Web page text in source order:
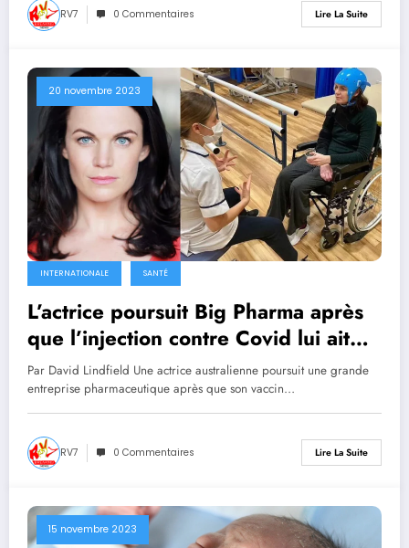
RV7 0 Commentaires Lire La Suite
20 novembre 2023
INTERNATIONALE SANTÉ
L’actrice poursuit Big Pharma après
que l’injection contre Covid lui ait
laissé des problèmes de santé
dévastateurs
Par David Lindfield Une actrice australienne poursuit une grande
entreprise pharmaceutique après que son vaccin…
RV7 0 Commentaires Lire La Suite
15 novembre 2023